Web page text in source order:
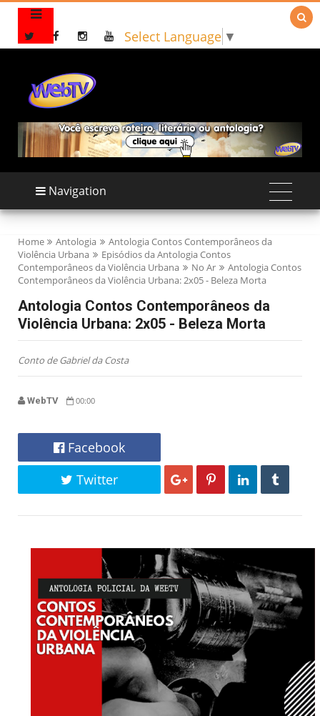
Select Language ▼

Navigation
Home Antologia
Antologia Contos Contemporâneos da
Violência Urbana
Episódios da Antologia Contos
Contemporâneos da Violência Urbana
No Ar
Antologia Contos
Contemporâneos da Violência Urbana: 2x05 - Beleza Morta
Antologia Contos Contemporâneos da
Violência Urbana: 2x05 - Beleza Morta
Conto de Gabriel da Costa
WebTV 00:00
Facebook
Twitter